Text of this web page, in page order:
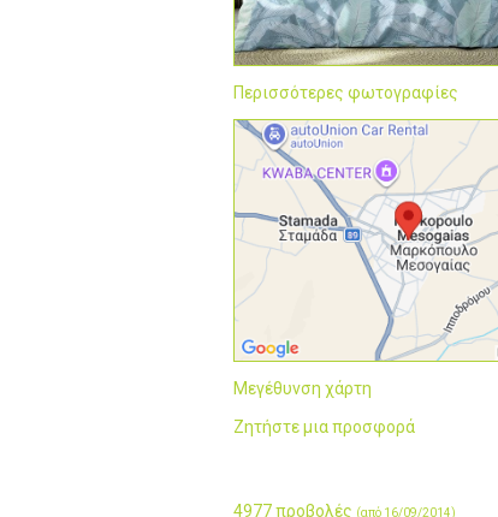
Περισσότερες φωτογραφίες
Μεγέθυνση χάρτη
Ζητήστε μια προσφορά
4977 προβολές (από 16/09/2014)